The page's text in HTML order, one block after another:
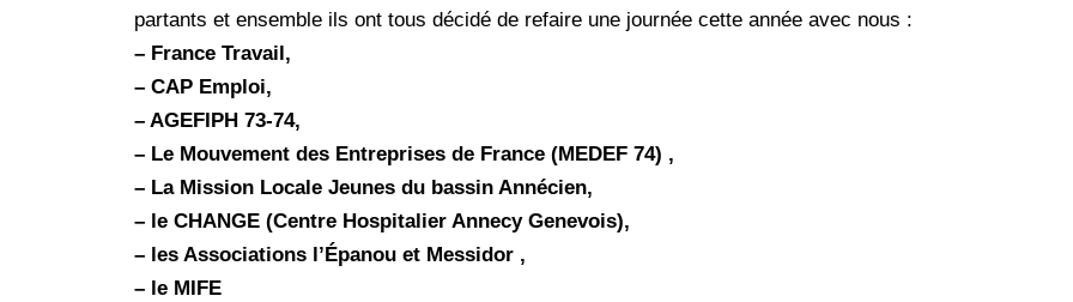
partants et ensemble ils ont tous décidé de refaire une journée cette année avec nous :
– France Travail,
– CAP Emploi,
– AGEFIPH 73-74,
– Le Mouvement des Entreprises de France (MEDEF 74) ,
– La Mission Locale Jeunes du bassin Annécien,
– le CHANGE (Centre Hospitalier Annecy Genevois),
– les Associations l’Épanou et Messidor ,
– le MIFE